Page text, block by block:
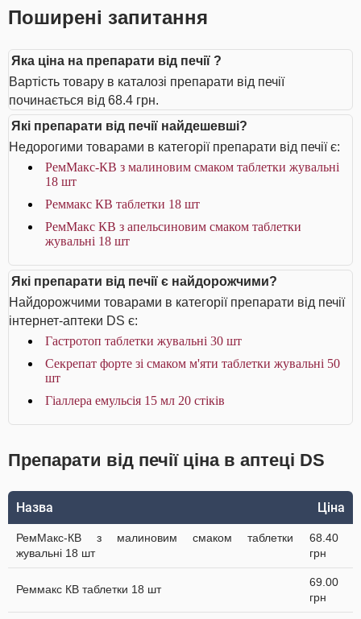
Поширені запитання
Яка ціна на препарати від печії ?
Вартість товару в каталозі препарати від печії
починається від 68.4 грн.
Які препарати від печії найдешевші?
Недорогими товарами в категорії препарати від печії є:
РемМакс-КВ з малиновим смаком таблетки жувальні
18 шт
Реммакс КВ таблетки 18 шт
РемМакс КВ з апельсиновим смаком таблетки
жувальні 18 шт
Які препарати від печії є найдорожчими?
Найдорожчими товарами в категорії препарати від печії
інтернет-аптеки DS є:
Гастротоп таблетки жувальні 30 шт
Секрепат форте зі смаком м'яти таблетки жувальні 50
шт
Гіаллера емульсія 15 мл 20 стіків
Препарати від печії ціна в аптеці DS
Назва Ціна
РемМакс-КВ з малиновим смаком таблетки
жувальні 18 шт
68.40
грн
Реммакс КВ таблетки 18 шт
69.00
грн